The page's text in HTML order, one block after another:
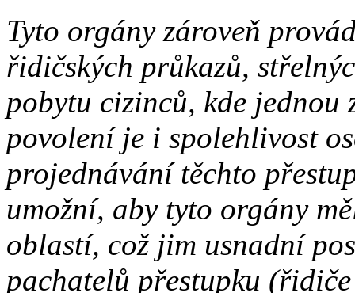
Tyto orgány zároveň
řidičských průkazů,
pobytu cizinců, kde jednou
povolení je i spolehlivost
projednávání těchto
umožní, aby tyto orgány
oblastí, což jim usnadní
pachatelů přestupku